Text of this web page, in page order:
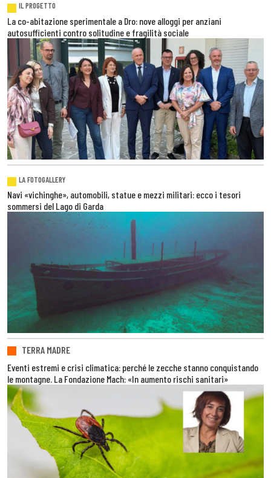
IL PROGETTO
La co-abitazione sperimentale a Dro: nove alloggi per anziani
autosufficienti contro solitudine e fragilità sociale
LA FOTOGALLERY
Navi «vichinghe», automobili, statue e mezzi militari: ecco i tesori
sommersi del Lago di Garda
TERRA MADRE
Eventi estremi e crisi climatica: perché le zecche stanno conquistando
le montagne. La Fondazione Mach: «In aumento rischi sanitari»